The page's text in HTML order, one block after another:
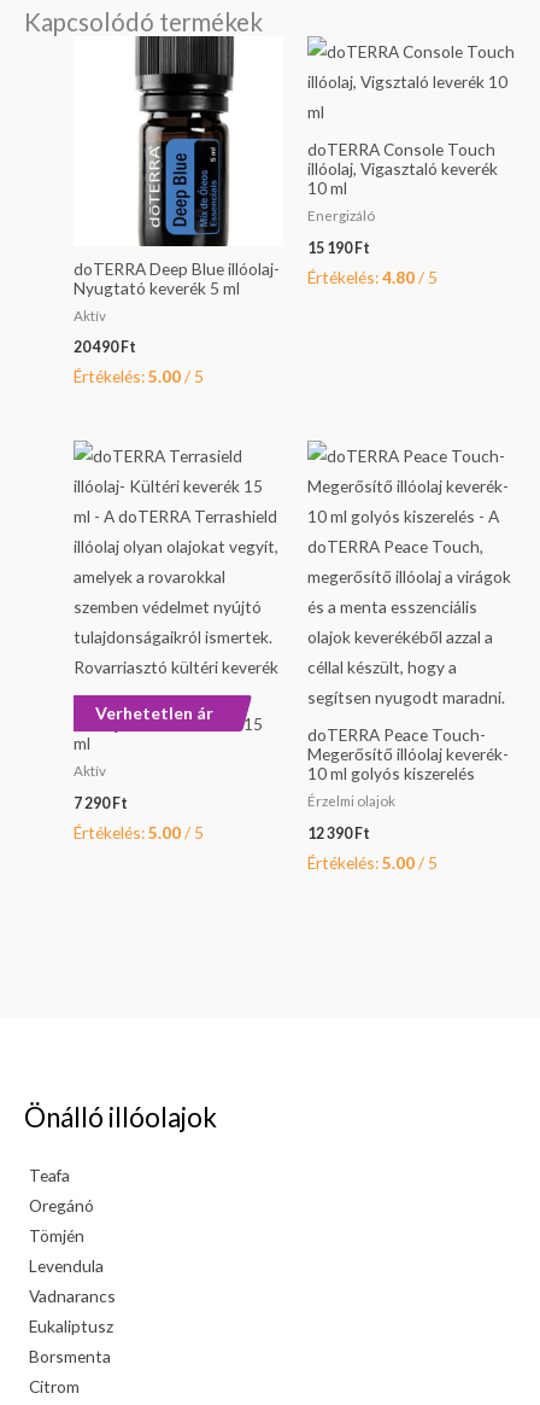
Kapcsolódó termékek
doTERRA Deep Blue illóolaj-
Nyugtató keverék 5 ml
Aktív
20 490 Ft
Értékelés:5.00/ 5
doTERRA Console Touch
illóolaj, Vigasztaló keverék
10 ml
Energizáló
15 190 Ft
Értékelés:4.80/ 5
Verhetetlen ár
doTERRA TerraShield
illóolaj- Kültéri keverék 15
ml
Aktív
7 290 Ft
Értékelés:5.00/ 5
doTERRA Peace Touch-
Megerősítő illóolaj keverék-
10 ml golyós kiszerelés
Érzelmi olajok
12 390 Ft
Értékelés:5.00/ 5
Önálló illóolajok
Teafa
Oregánó
Tömjén
Levendula
Vadnarancs
Eukaliptusz
Borsmenta
Citrom